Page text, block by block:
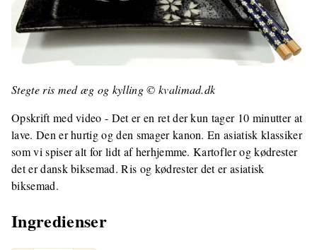
Stegte ris med æg og kylling © kvalimad.dk
Opskrift med video - Det er en ret der kun tager 10 minutter at
lave. Den er hurtig og den smager kanon. En asiatisk klassiker
som vi spiser alt for lidt af herhjemme. Kartofler og kødrester
det er dansk biksemad. Ris og kødrester det er asiatisk
biksemad.
Ingredienser